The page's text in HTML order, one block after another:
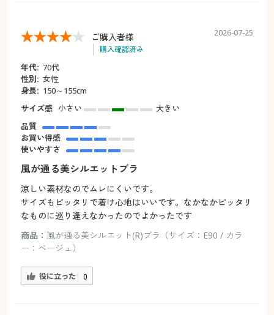
ご購入者様
購入確認済み
2026-07-25
年代: 70代
性別: 女性
身長: 150～155cm
サイズ感 小さい
大きい
品質
お買い得感
使いやすさ
風が通る美シルエットブラ
涼しい素材なのでムレにくいです。
サイズもピッタリで着け心地はいいです。なかなかピッタリ
なものに巡り逢えなかったのでよかったです
商品： 風が通る美シルエット(R)ブラ（サイズ：E90 / カラ
ー：ベージュ）
役に立った 0